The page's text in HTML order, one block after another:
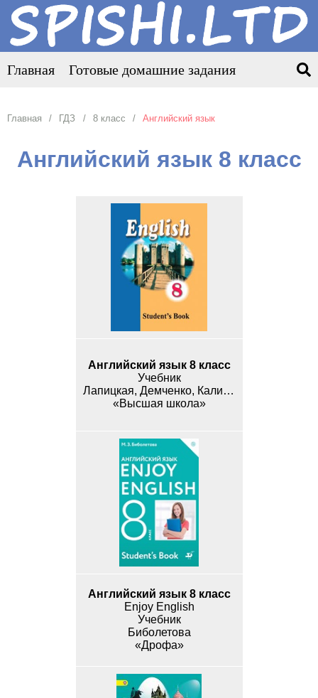
Главная Готовые домашние задания
Главная ГДЗ 8 класс Английский язык
Английский язык 8 класс
Английский язык 8 класс
Учебник
Лапицкая, Демченко, Калишевич, Юхнель
«Высшая школа»
Английский язык 8 класс
Enjoy English
Учебник
Биболетова
«Дрофа»